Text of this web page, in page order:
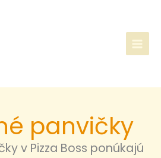
panvičky
v Pizza Boss ponúkajú